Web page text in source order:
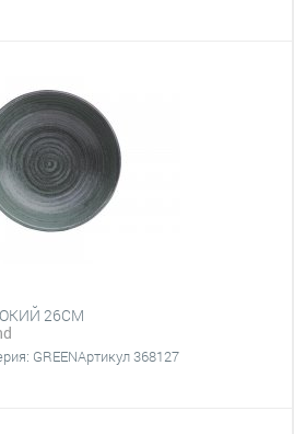
26СМ
GREENАртикул 368127